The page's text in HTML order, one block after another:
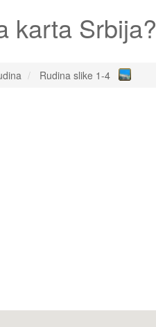
karta Srbija?
Rudina slike 1-4